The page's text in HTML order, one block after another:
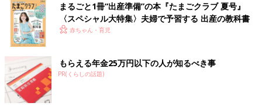
まるごと1冊“出産準備”の本『たまごクラブ 夏号』
〈スペシャル大特集〉夫婦で予習する 出産の教科書
赤ちゃん・育児
もらえる年金25万円以下の人が知るべき事
PR(くらしの話題)